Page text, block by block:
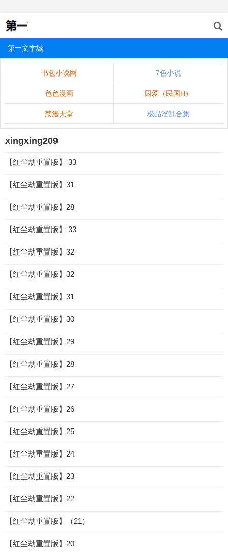
第一文学城
书包小说网 7色小说
色色漫画 囚爱（民国H）
禁漫天堂 极品淫乱合集
xingxing209
【红尘劫重置版】 33
【红尘劫重置版】31
【红尘劫重置版】28
【红尘劫重置版】 33
【红尘劫重置版】32
【红尘劫重置版】32
【红尘劫重置版】31
【红尘劫重置版】30
【红尘劫重置版】29
【红尘劫重置版】28
【红尘劫重置版】27
【红尘劫重置版】26
【红尘劫重置版】25
【红尘劫重置版】24
【红尘劫重置版】23
【红尘劫重置版】22
【红尘劫重置版】（21）
【红尘劫重置版】20